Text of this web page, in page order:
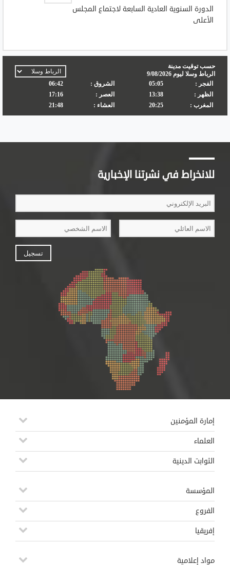
الدورة السنوية العادية السابعة لاجتماع المجلس
الأعلى
للانخراط في نشرتنا الإخبارية
إمارة المؤمنين
العلماء
الثوابت الدينية
المؤسسة
الفروع
إفريقيا
مواد إعلامية